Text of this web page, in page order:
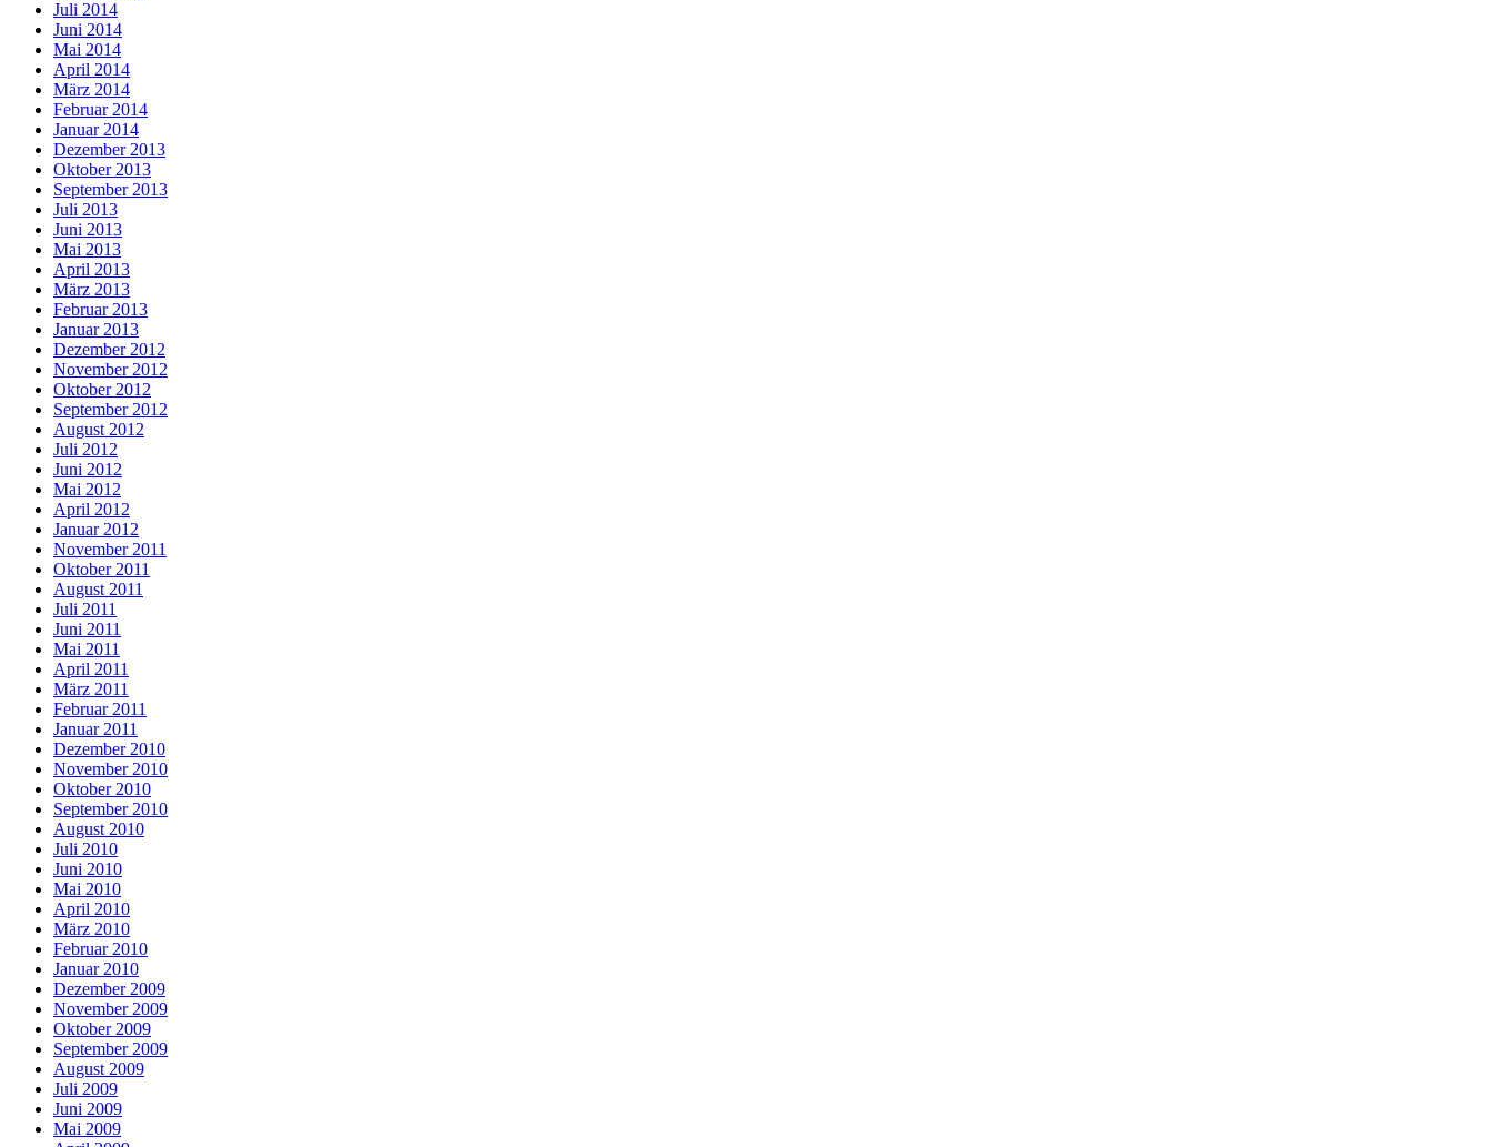
Juli 2014
Juni 2014
Mai 2014
April 2014
März 2014
Februar 2014
Januar 2014
Dezember 2013
Oktober 2013
September 2013
Juli 2013
Juni 2013
Mai 2013
April 2013
März 2013
Februar 2013
Januar 2013
Dezember 2012
November 2012
Oktober 2012
September 2012
August 2012
Juli 2012
Juni 2012
Mai 2012
April 2012
Januar 2012
November 2011
Oktober 2011
August 2011
Juli 2011
Juni 2011
Mai 2011
April 2011
März 2011
Februar 2011
Januar 2011
Dezember 2010
November 2010
Oktober 2010
September 2010
August 2010
Juli 2010
Juni 2010
Mai 2010
April 2010
März 2010
Februar 2010
Januar 2010
Dezember 2009
November 2009
Oktober 2009
September 2009
August 2009
Juli 2009
Juni 2009
Mai 2009